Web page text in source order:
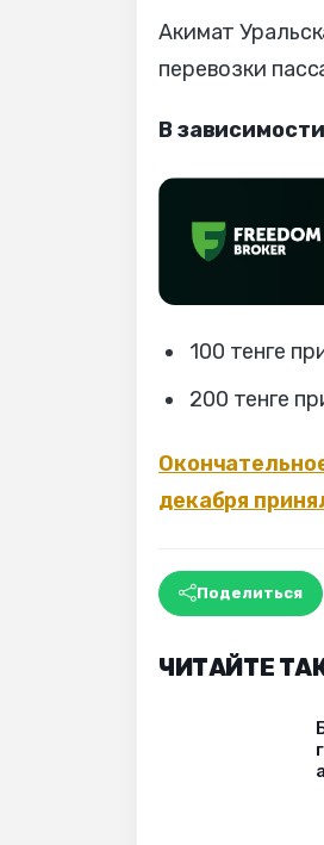
Акимат
перевозки
В
100 тенге
200 тенге
декабря
Поделиться
ЧИТАЙТЕ